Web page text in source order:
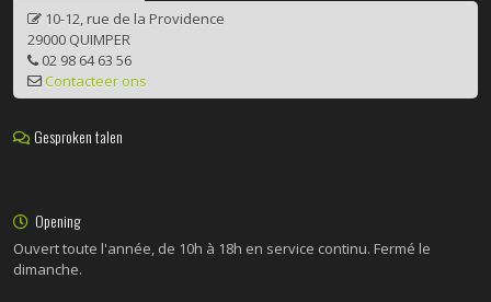
10-12, rue de la Providence
29000 QUIMPER
02 98 64 63 56
Contacteer ons
Gesproken talen
Opening
Ouvert toute l'année, de 10h à 18h en service continu. Fermé le
dimanche.